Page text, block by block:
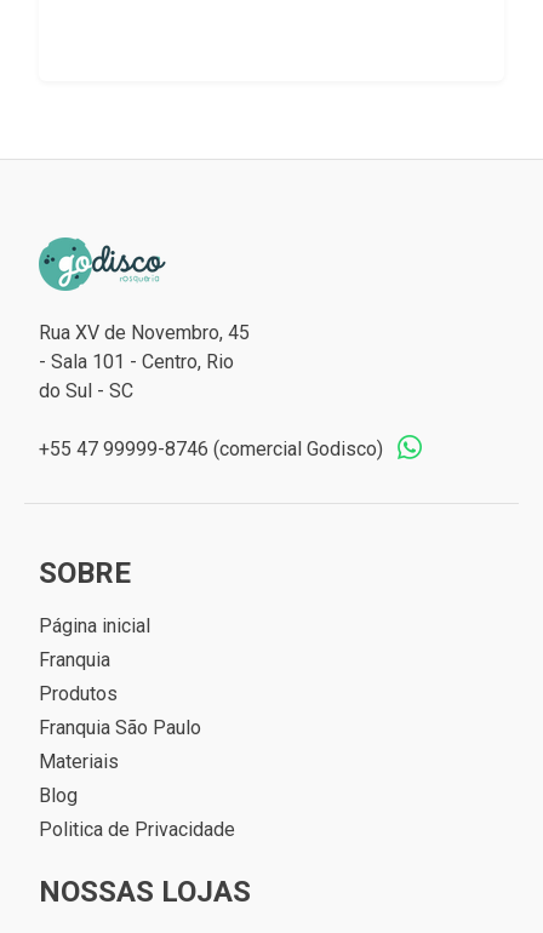
Rua XV de Novembro, 45
- Sala 101 - Centro, Rio
do Sul - SC
+55 47 99999-8746 (comercial Godisco)
SOBRE
Página inicial
Franquia
Produtos
Franquia São Paulo
Materiais
Blog
Politica de Privacidade
NOSSAS LOJAS